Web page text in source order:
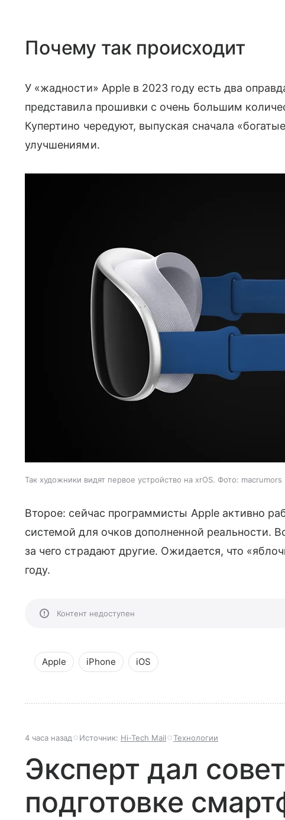
Почему так происходит
У «жадности» Apple в 2023 году есть два
представила прошивки с очень большим
Купертино чередуют, выпуская сначала
улучшениями.
Так художники видят первое устройство на xrOS. Фото: macrumors
Второе: сейчас программисты Apple активно
системой для очков дополненной реальности.
за чего страдают другие. Ожидается, что
году.
Контент недоступен
Apple iPhone iOS
4 часа назад Источник: Hi-Tech Mail Технологии
Эксперт дал
подготовке